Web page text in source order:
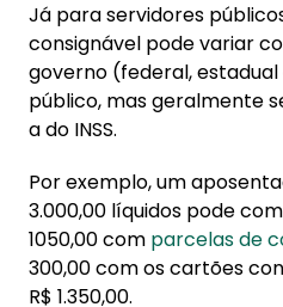
Já para servidores
consignável pode variar
governo (federal,
público, mas geralmente
a do INSS.
Por exemplo, um
3.000,00 líquidos pode
1050,00 com parcelas de
300,00 com os cartões
R$ 1.350,00.